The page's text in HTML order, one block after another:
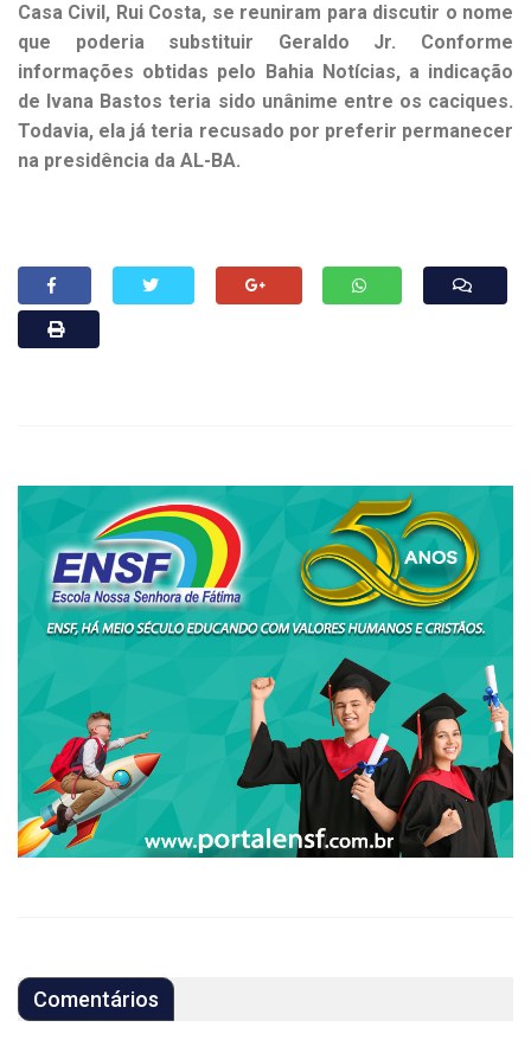
Casa Civil, Rui Costa, se reuniram para discutir o nome
que poderia substituir Geraldo Jr. Conforme
informações obtidas pelo Bahia Notícias, a indicação
de Ivana Bastos teria sido unânime entre os caciques.
Todavia, ela já teria recusado por preferir permanecer
na presidência da AL-BA.
Comentários